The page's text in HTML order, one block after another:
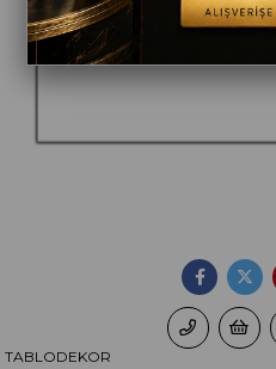
TABLODEKOR